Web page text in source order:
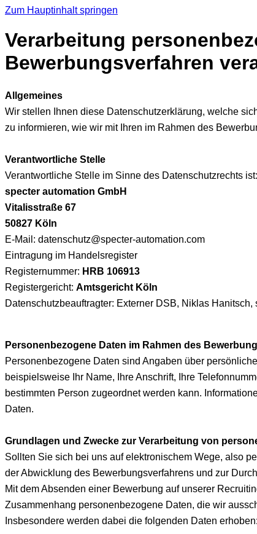
Zum Hauptinhalt springen
Verarbeitung
Bewerbungsverfahren
Allgemeines
Wir stellen Ihnen diese Datenschutzerklärung, welche
zu informieren, wie wir mit Ihren im Rahmen des
Verantwortliche Stelle
Verantwortliche Stelle im Sinne des Datenschutzrechts ist:
specter automation GmbH
Vitalisstraße 67
50827 Köln
E-Mail: datenschutz@specter-automation.com
Eintragung im Handelsregister
Registernummer: HRB 106913
Registergericht: Amtsgericht Köln
Datenschutzbeauftragter: Externer DSB, Niklas Hanitsch,
Personenbezogene Daten im Rahmen des
Personenbezogene Daten sind Angaben über
beispielsweise Ihr Name, Ihre Anschrift, Ihre
bestimmten Person zugeordnet werden kann.
Daten.
Grundlagen und Zwecke zur Verarbeitung von
Sollten Sie sich bei uns auf elektronischem Wege, also
der Abwicklung des Bewerbungsverfahrens und zur
Mit dem Absenden einer Bewerbung auf unserer
Zusammenhang personenbezogene Daten, die wir
Insbesondere werden dabei die folgenden Daten erhoben: